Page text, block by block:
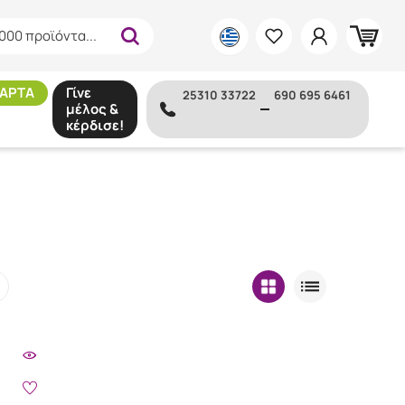
προϊόντα...
Γίνε
μέλος &
κέρδισε!
25310 33722 690 695 6461